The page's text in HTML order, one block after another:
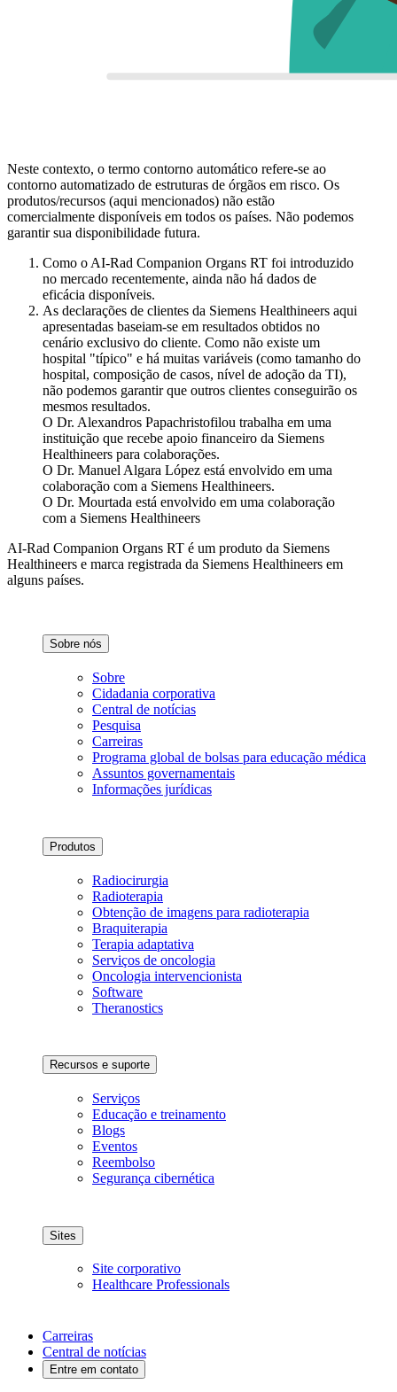
Neste contexto, o termo contorno automático refere-se ao
contorno automatizado de estruturas de órgãos em risco. Os
produtos/recursos (aqui mencionados) não estão
comercialmente disponíveis em todos os países. Não podemos
garantir sua disponibilidade futura.
Como o AI-Rad Companion Organs RT foi introduzido
no mercado recentemente, ainda não há dados de
eficácia disponíveis.
As declarações de clientes da Siemens Healthineers aqui
apresentadas baseiam-se em resultados obtidos no
cenário exclusivo do cliente. Como não existe um
hospital "típico" e há muitas variáveis (como tamanho do
hospital, composição de casos, nível de adoção da TI),
não podemos garantir que outros clientes conseguirão os
mesmos resultados.
O Dr. Alexandros Papachristofilou trabalha em uma
instituição que recebe apoio financeiro da Siemens
Healthineers para colaborações.
O Dr. Manuel Algara López está envolvido em uma
colaboração com a Siemens Healthineers.
O Dr. Mourtada está envolvido em uma colaboração
com a Siemens Healthineers
AI-Rad Companion Organs RT é um produto da Siemens
Healthineers e marca registrada da Siemens Healthineers em
alguns países.
Sobre nós
Sobre
Cidadania corporativa
Central de notícias
Pesquisa
Carreiras
Programa global de bolsas para educação médica
Assuntos governamentais
Informações jurídicas
Produtos
Radiocirurgia
Radioterapia
Obtenção de imagens para radioterapia
Braquiterapia
Terapia adaptativa
Serviços de oncologia
Oncologia intervencionista
Software
Theranostics
Recursos e suporte
Serviços
Educação e treinamento
Blogs
Eventos
Reembolso
Segurança cibernética
Sites
Site corporativo
Healthcare Professionals
Carreiras
Central de notícias
Entre em contato